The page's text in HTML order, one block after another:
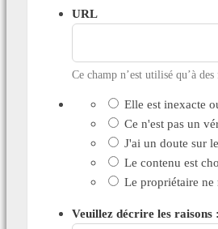
URL
Ce champ n’est utilisé qu’à
Elle est inexacte
Ce n'est pas un
J'ai un doute sur
Le contenu est
Le propriétaire ne
Veuillez décrire les raisons